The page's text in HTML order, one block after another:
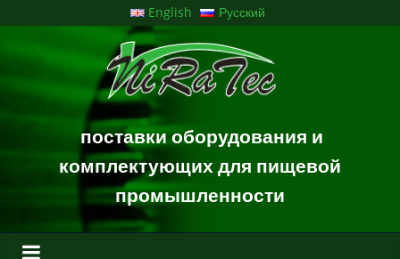
к
содержимому
English Русский
NiRaTec
GmbH
поставки оборудования и
комплектующих для пищевой
промышленности